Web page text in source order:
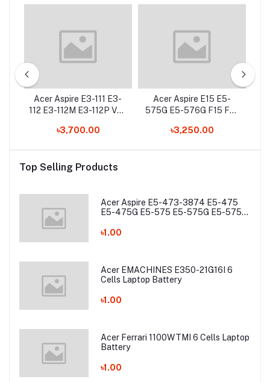
Acer Aspire E3-111 E3-
112 E3-112M E3-112P V5-
AC13C34 Laptop
৳3,700.00
Acer Aspire E15 E5-
575G E5-576G F15 F5-
Series, PN: AS16B5J
৳3,250.00
Top Selling Products
Acer Aspire E5-473-3874 E5-475
E5-475G E5-575 E5-575G E5-575T
Battery
৳1.00
Acer EMACHINES E350-21G16I 6
Cells Laptop Battery
৳1.00
Acer Ferrari 1100WTMI 6 Cells Laptop
Battery
৳1.00